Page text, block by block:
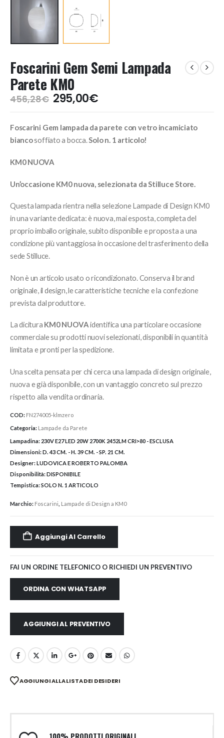
Foscarini Gem Semi Lampada
Parete KM0
456,28€ Il
prezzo
era:
456,28€.
295,00€Il
prezzo
è:
295,00€.
Foscarini Gem lampada da parete con vetro incamiciato
biancosoffiato a bocca.Solo n. 1 articolo!
KM0 NUOVA
Un’occasione KM0 nuova, selezionata da Stilluce Store.
Questa lampada rientra nella selezione Lampade di Design KM0
in una variante dedicata: è nuova, mai esposta, completa del
proprio imballo originale, subito disponibile e proposta a una
condizione più vantaggiosa in occasione del trasferimento della
sede Stilluce.
Non è un articolo usato o ricondizionato. Conserva il brand
originale, il design, le caratteristiche tecniche e la confezione
prevista dal produttore.
La dicitura KM0 NUOVAidentifica una particolare occasione
commerciale su prodotti nuovi selezionati, disponibili in quantità
limitata e pronti per la spedizione.
Una scelta pensata per chi cerca una lampada di design originale,
nuova e già disponibile, con un vantaggio concreto sul prezzo
rispetto alla vendita ordinaria.
COD: FN274005-klmzero
Categoria: Lampade da Parete
Lampadina: 230V E27 LED 20W 2700K 2452LM CRI>80 - ESCLUSA
Dimensioni:D. 43 CM. - H. 39 CM. - SP. 21 CM.
Designer:LUDOVICA E ROBERTO PALOMBA
Disponibilità:DISPONIBILE
Tempistica:SOLO N. 1 ARTICOLO
Marchio: Foscarini Lampade di Design a KM0
Aggiungi Al Carrello
FAI UN ORDINE TELEFONICO O RICHIEDI UN PREVENTIVO
ORDINA CON WHATSAPP
AGGIUNGI AL PREVENTIVO
AGGIUNGI ALLA LISTA DEI DESIDERI